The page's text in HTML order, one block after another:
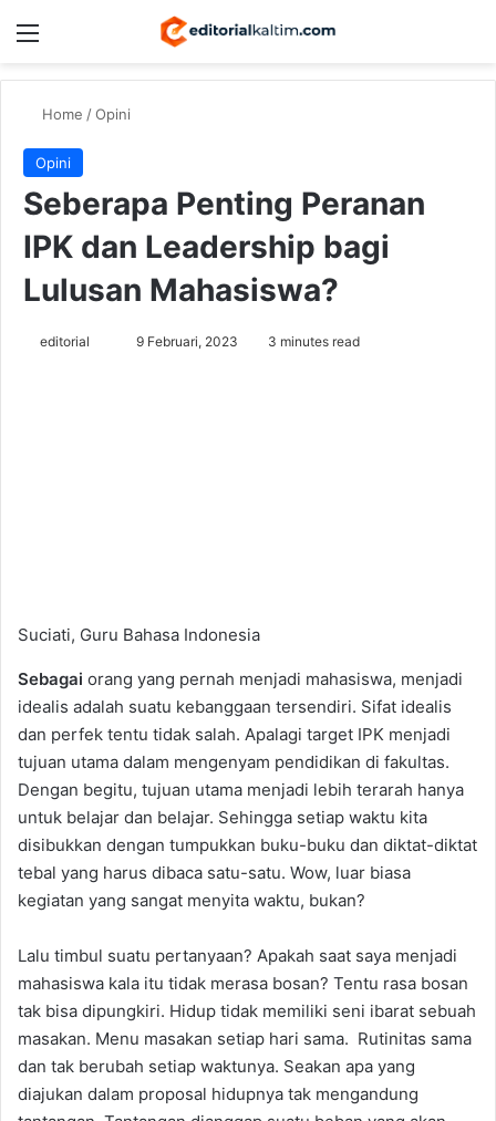
Menu
Home /Opini
Opini
Seberapa Penting Peranan
IPK dan Leadership bagi
Lulusan Mahasiswa?
editorial
Send9 Februari, 2023 3 minutes read
Suciati, Guru Bahasa Indonesia
Sebagai orang yang pernah menjadi mahasiswa, menjadi
idealis adalah suatu kebanggaan tersendiri. Sifat idealis
dan perfek tentu tidak salah. Apalagi target IPK menjadi
tujuan utama dalam mengenyam pendidikan di fakultas.
Dengan begitu, tujuan utama menjadi lebih terarah hanya
untuk belajar dan belajar. Sehingga setiap waktu kita
disibukkan dengan tumpukkan buku-buku dan diktat-diktat
tebal yang harus dibaca satu-satu. Wow, luar biasa
kegiatan yang sangat menyita waktu, bukan?
Lalu timbul suatu pertanyaan? Apakah saat saya menjadi
mahasiswa kala itu tidak merasa bosan? Tentu rasa bosan
tak bisa dipungkiri. Hidup tidak memiliki seni ibarat sebuah
masakan. Menu masakan setiap hari sama. Rutinitas sama
dan tak berubah setiap waktunya. Seakan apa yang
diajukan dalam proposal hidupnya tak mengandung